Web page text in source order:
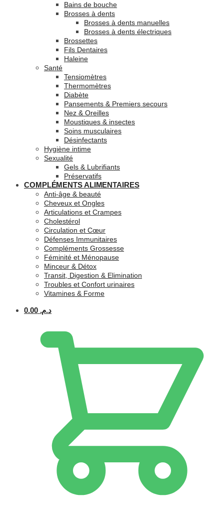
Bains de bouche
Brosses à dents
Brosses à dents manuelles
Brosses à dents électriques
Brossettes
Fils Dentaires
Haleine
Santé
Tensiomètres
Thermomètres
Diabète
Pansements & Premiers secours
Nez & Oreilles
Moustiques & insectes
Soins musculaires
Désinfectants
Hygiène intime
Sexualité
Gels & Lubrifiants
Préservatifs
COMPLÉMENTS ALIMENTAIRES
Anti-âge & beauté
Cheveux et Ongles
Articulations et Crampes
Cholestérol
Circulation et Cœur
Défenses Immunitaires
Compléments Grossesse
Féminité et Ménopause
Minceur & Détox
Transit, Digestion & Elimination
Troubles et Confort urinaires
Vitamines & Forme
د.م. 0.00